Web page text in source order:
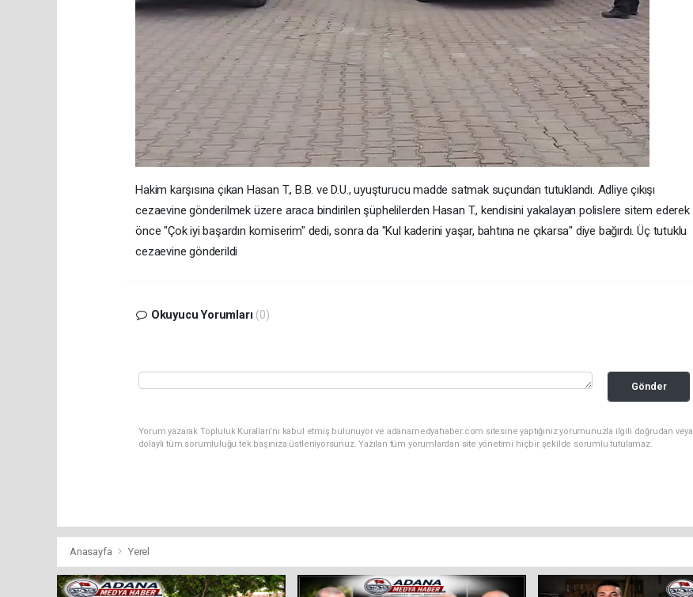
Hakim karşısına çıkan Hasan T., B.B. ve D.U., uyuşturucu madde satmak suçundan tutuklandı. Adliye çıkışı
cezaevine gönderilmek üzere araca bindirilen şüphelilerden Hasan T., kendisini yakalayan polislere sitem ederek
önce "Çok iyi başardın komiserim" dedi, sonra da "Kul kaderini yaşar, bahtına ne çıkarsa" diye bağırdı. Üç tutuklu
cezaevine gönderildi
Okuyucu Yorumları (0)
Gönder
Yorum yazarak Topluluk Kuralları’nı kabul etmiş bulunuyor ve adanamedyahaber.com sitesine yaptığınız yorumunuzla ilgili doğrudan veya
dolaylı tüm sorumluluğu tek başınıza üstleniyorsunuz. Yazılan tüm yorumlardan site yönetimi hiçbir şekilde sorumlu tutulamaz.
Anasayfa Yerel